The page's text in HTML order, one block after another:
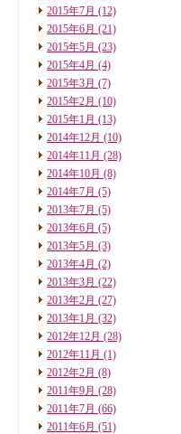
2015年7月 (12)
2015年6月 (21)
2015年5月 (23)
2015年4月 (4)
2015年3月 (7)
2015年2月 (10)
2015年1月 (13)
2014年12月 (10)
2014年11月 (28)
2014年10月 (8)
2014年7月 (5)
2013年7月 (5)
2013年6月 (5)
2013年5月 (3)
2013年4月 (2)
2013年3月 (22)
2013年2月 (27)
2013年1月 (32)
2012年12月 (28)
2012年11月 (1)
2012年2月 (8)
2011年9月 (28)
2011年7月 (66)
2011年6月 (51)